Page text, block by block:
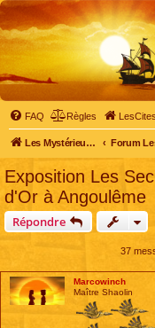
FAQ Règles
Les Mystérieuses Cités d'Or - LesCitesdOr.com
Exposition Les
d'Or à Angoulême
Répondre
37
Marcowinch
Maître Shaolin